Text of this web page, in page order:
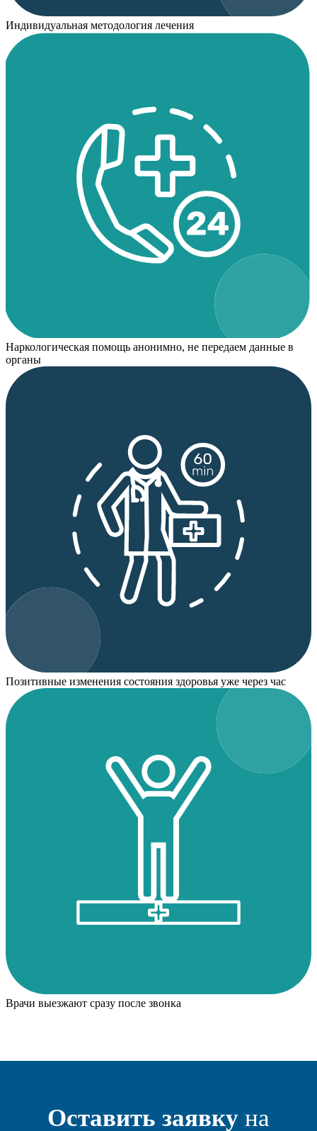
Индивидуальная методология лечения
Наркологическая помощь анонимно, не передаем данные в
органы
Позитивные изменения состояния здоровья уже через час
Врачи выезжают сразу после звонка
Оставить заявку на